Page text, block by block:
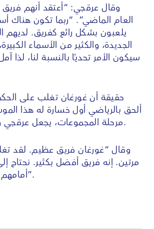
وقال عرقجي: “أعتقد أنهم
العام الماضي”. “ربما تكون هناك
يلعبون بشكل رائع كفريق. لديهم
الجديدة، والكثير من الأسماء
سيكون الأمر تحديًا بالنسبة لنا، لذا
حقيقة أن غورغان تغلب على
ألحق بالرياضي أول خسارة له هذا
مرحلة المجموعات، يجعل عرقجي ورفاقه أكثر حذراً.
وقال “غورغان فريق عظيم. لقد
مرتين. إنه فريق أفضل بكثير. نحتاج
أمامهم. وإلا فقد نخسر”.